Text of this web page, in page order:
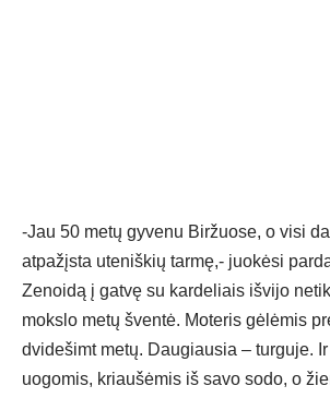
-Jau 50 metų gyvenu Biržuose, o visi
atpažįsta uteniškių tarmę,- juokėsi
Zenoidą į gatvę su kardeliais išvijo
mokslo metų šventė. Moteris gėlėmis
dvidešimt metų. Daugiausia – turguje.
uogomis, kriaušėmis iš savo sodo, o